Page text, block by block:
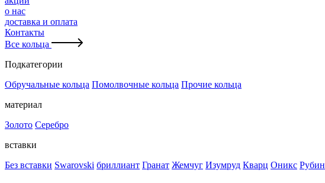
о нас
доставка и оплата
Контакты
Все кольца
Подкатегории
Обручальные кольца Помолвочные кольца Прочие кольца
материал
Золото Серебро
вставки
Без вставки Swarovski бриллиант Гранат Жемчуг Изумруд Кварц Оникс Рубин